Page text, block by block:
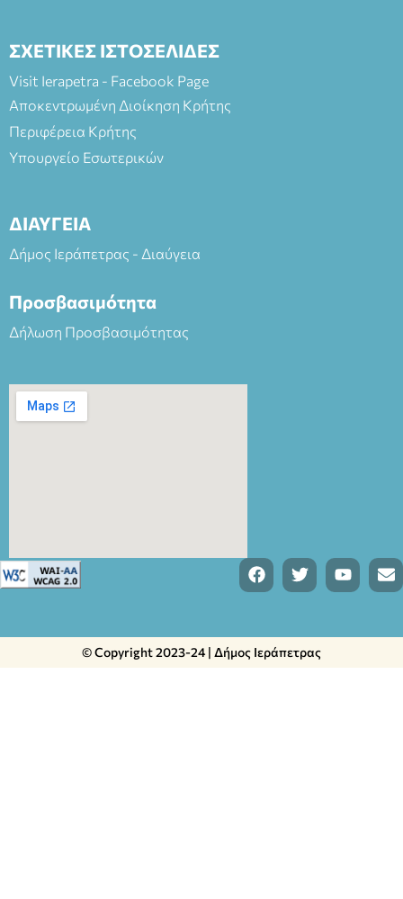
ΣΧΕΤΙΚΕΣ ΙΣΤΟΣΕΛΙΔΕΣ
Visit Ierapetra - Facebook Page
Αποκεντρωμένη Διοίκηση Κρήτης
Περιφέρεια Κρήτης
Υπουργείο Εσωτερικών
ΔΙΑΥΓΕΙΑ
Δήμος Ιεράπετρας - Διαύγεια
Προσβασιμότητα
Δήλωση Προσβασιμότητας
© Copyright 2023-24 | Δήμος Ιεράπετρας